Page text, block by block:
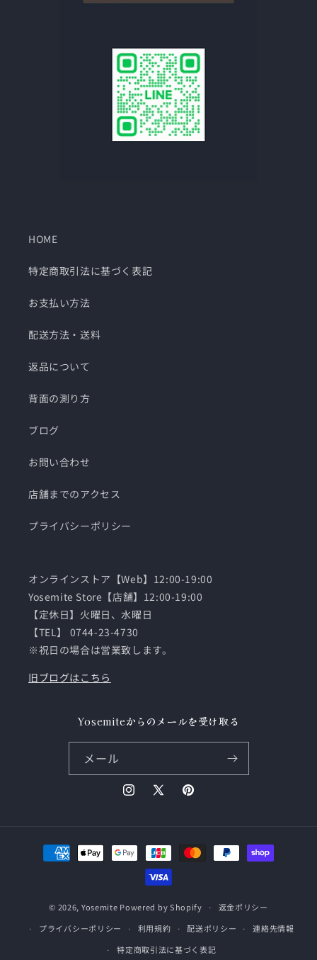
HOME
特定商取引法に基づく表記
お支払い方法
配送方法・送料
返品について
背面の測り方
ブログ
お問い合わせ
店舗までのアクセス
プライバシーポリシー
オンラインストア【Web】12:00-19:00
Yosemite Store【店舗】12:00-19:00
【定休日】火曜日、水曜日
【TEL】 0744-23-4730
※祝日の場合は営業致します。
旧ブログはこちら
Yosemiteからのメールを受け取る
メール
Instagram
X
Pinterest
© 2026, Yosemite Powered by Shopify
返金ポリシー
プライバシーポリシー
利用規約 配送ポリシー
連絡先情報
特定商取引法に基づく表記